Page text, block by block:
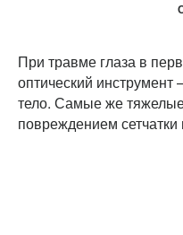
При травме глаза в
оптический
тело. Самые же
повреждением сетчатки